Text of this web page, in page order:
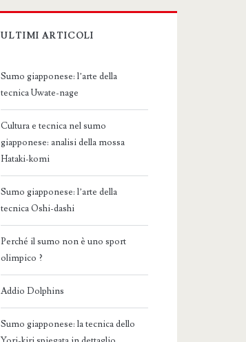
ULTIMI ARTICOLI
Sumo giapponese: l’arte della
tecnica Uwate-nage
Cultura e tecnica nel sumo
giapponese: analisi della mossa
Hataki-komi
Sumo giapponese: l’arte della
tecnica Oshi-dashi
Perché il sumo non è uno sport
olimpico ?
Addio Dolphins
Sumo giapponese: la tecnica dello